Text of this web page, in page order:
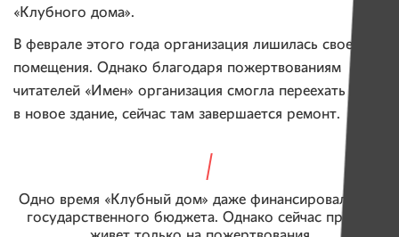
«Клубного дома».
В феврале этого года организация лишилась своего
помещения. Однако благодаря пожертвованиям
читателей «Имен» организация смогла переехать
в новое здание, сейчас там завершается ремонт.
Одно время «Клубный дом» даже финансировался из
государственного бюджета. Однако сейчас проект